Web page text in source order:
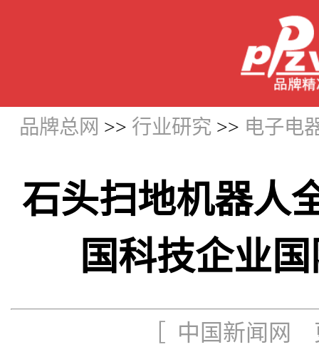
品牌总网 >> 行业研究 >> 电子电
石头扫地机器人
国科技企业
［ 中国新闻网